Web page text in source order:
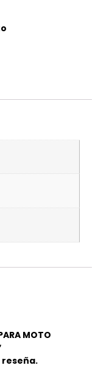
MOTO